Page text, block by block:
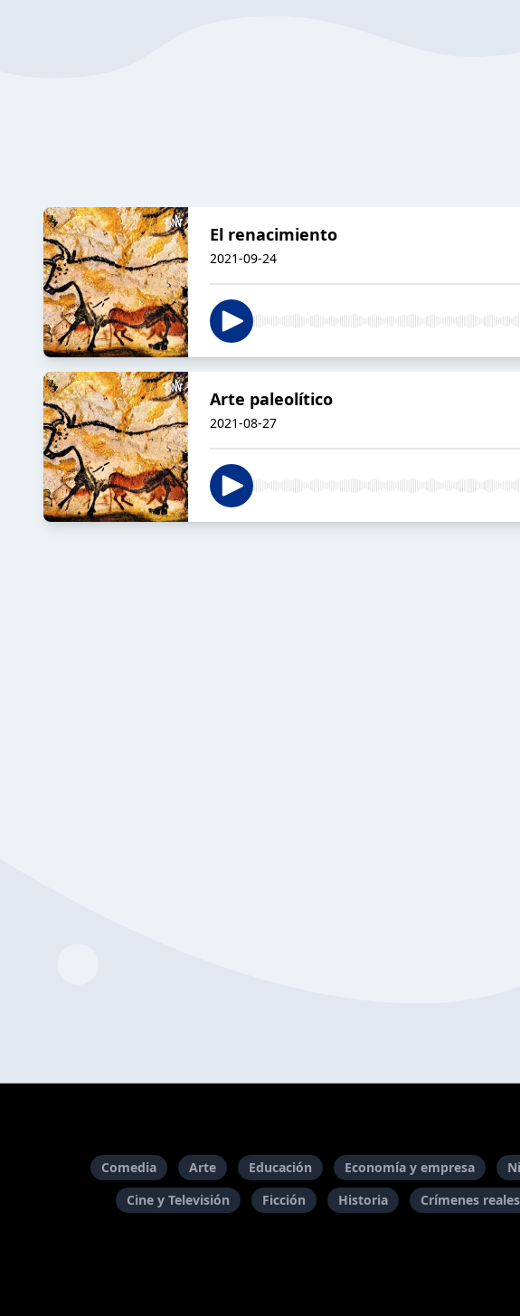
El renacimiento
2021-09-24
Arte paleolítico
2021-08-27
Comedia Arte Educación Economía y empresa
Cine y Televisión
Ficción Historia Crímenes reales